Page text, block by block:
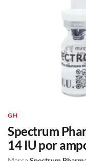
GH
Spectrum
14 IU por